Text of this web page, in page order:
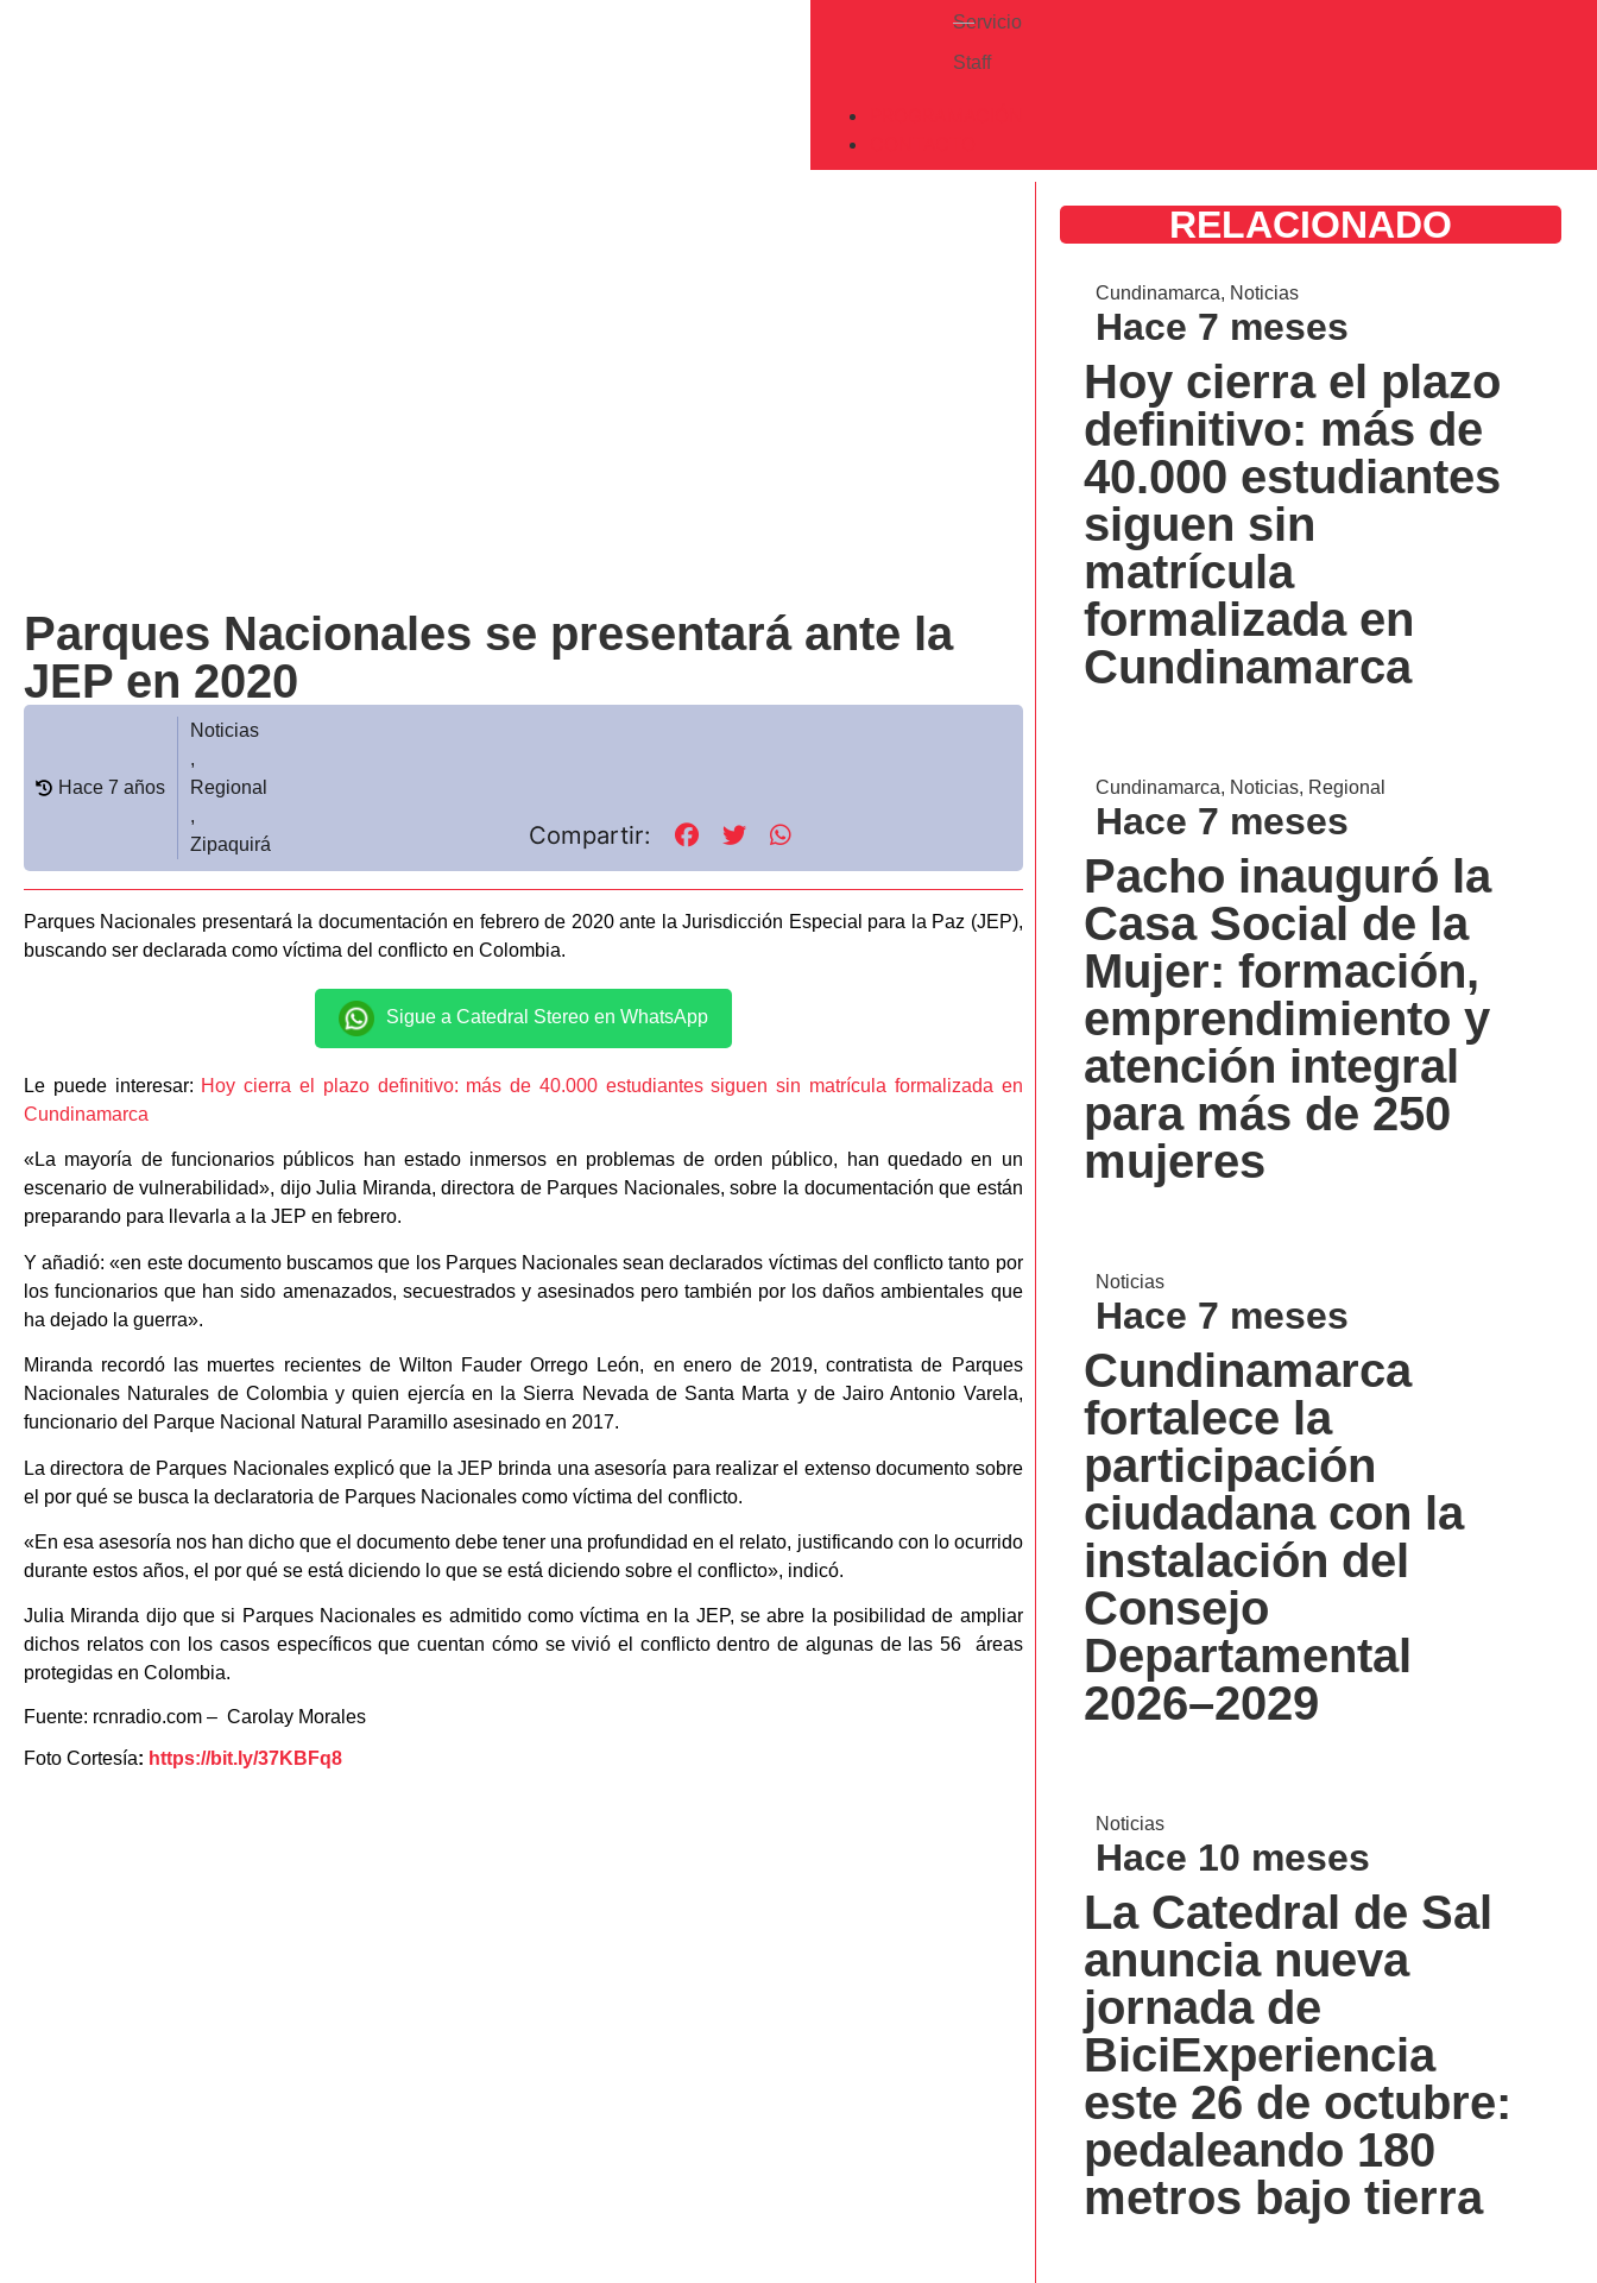
Servicio
Staff
Parques Nacionales se presentará ante la
JEP en 2020
Hace 7 años
Noticias
,
Regional
,
Zipaquirá
Compartir:
Parques Nacionales presentará la documentación en febrero de 2020 ante la Jurisdicción Especial para la Paz (JEP),
buscando ser declarada como víctima del conflicto en Colombia.
Sigue a Catedral Stereo en WhatsApp
Le puede interesar: Hoy cierra el plazo definitivo: más de 40.000 estudiantes siguen sin matrícula formalizada en
Cundinamarca
«La mayoría de funcionarios públicos han estado inmersos en problemas de orden público, han quedado en un
escenario de vulnerabilidad», dijo Julia Miranda, directora de Parques Nacionales, sobre la documentación que están
preparando para llevarla a la JEP en febrero.
Y añadió: «en este documento buscamos que los Parques Nacionales sean declarados víctimas del conflicto tanto por
los funcionarios que han sido amenazados, secuestrados y asesinados pero también por los daños ambientales que
ha dejado la guerra».
Miranda recordó las muertes recientes de Wilton Fauder Orrego León, en enero de 2019, contratista de Parques
Nacionales Naturales de Colombia y quien ejercía en la Sierra Nevada de Santa Marta y de Jairo Antonio Varela,
funcionario del Parque Nacional Natural Paramillo asesinado en 2017.
La directora de Parques Nacionales explicó que la JEP brinda una asesoría para realizar el extenso documento sobre
el por qué se busca la declaratoria de Parques Nacionales como víctima del conflicto.
«En esa asesoría nos han dicho que el documento debe tener una profundidad en el relato, justificando con lo ocurrido
durante estos años, el por qué se está diciendo lo que se está diciendo sobre el conflicto», indicó.
Julia Miranda dijo que si Parques Nacionales es admitido como víctima en la JEP, se abre la posibilidad de ampliar
dichos relatos con los casos específicos que cuentan cómo se vivió el conflicto dentro de algunas de las 56 áreas
protegidas en Colombia.
Fuente: rcnradio.com – Carolay Morales
Foto Cortesía: https://bit.ly/37KBFq8
RELACIONADO
Cundinamarca, Noticias
Hace 7 meses
Hoy cierra el plazo
definitivo: más de
40.000 estudiantes
siguen sin
matrícula
formalizada en
Cundinamarca
Cundinamarca, Noticias, Regional
Hace 7 meses
Pacho inauguró la
Casa Social de la
Mujer: formación,
emprendimiento y
atención integral
para más de 250
mujeres
Noticias
Hace 7 meses
Cundinamarca
fortalece la
participación
ciudadana con la
instalación del
Consejo
Departamental
2026–2029
Noticias
Hace 10 meses
La Catedral de Sal
anuncia nueva
jornada de
BiciExperiencia
este 26 de octubre:
pedaleando 180
metros bajo tierra